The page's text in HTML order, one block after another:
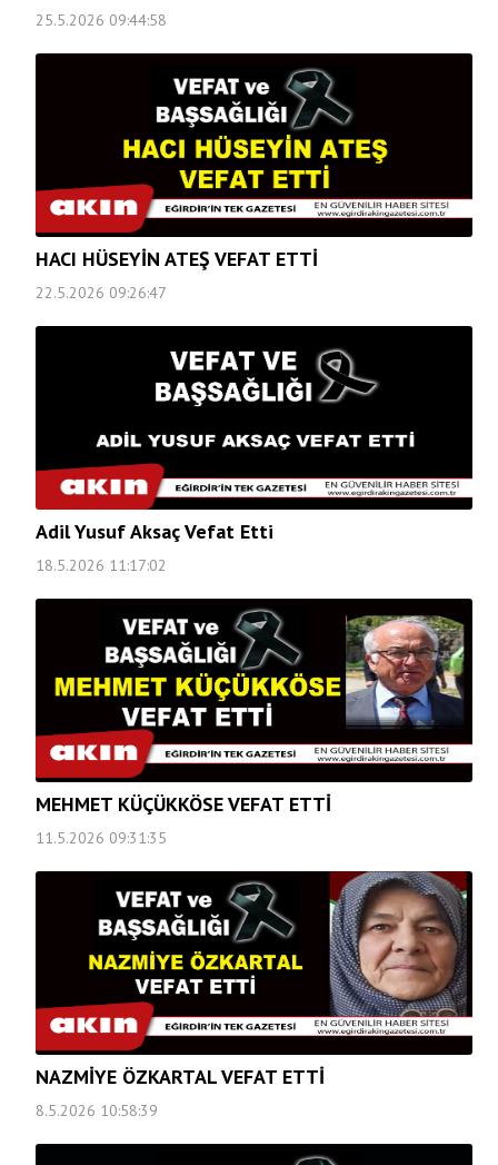
25.5.2026 09:44:58
HACI HÜSEYİN ATEŞ VEFAT ETTİ
22.5.2026 09:26:47
Adil Yusuf Aksaç Vefat Etti
18.5.2026 11:17:02
MEHMET KÜÇÜKKÖSE VEFAT ETTİ
11.5.2026 09:31:35
NAZMİYE ÖZKARTAL VEFAT ETTİ
8.5.2026 10:58:39